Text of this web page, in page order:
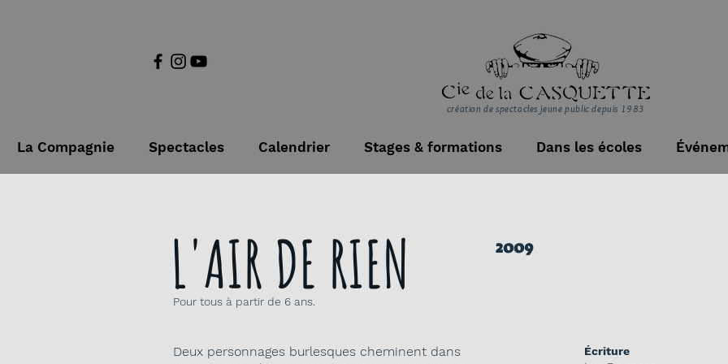
création de spectacles jeune public depuis 1983
La Compagnie Spectacles Calendrier Stages & formations Dans les écoles
Pour tous à partir de 6 ans.
L'AIR DE RIEN 2009
Deux personnages burlesques cheminent dans
Écriture